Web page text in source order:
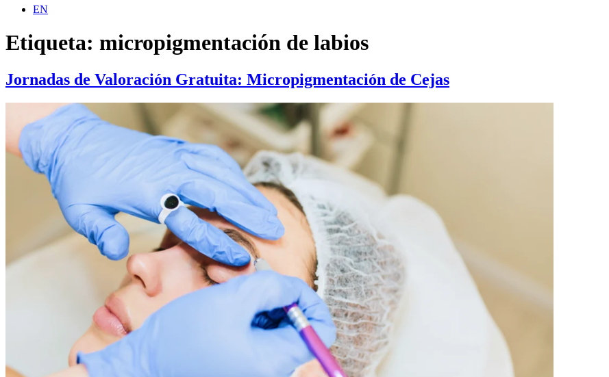
EN
Etiqueta: micropigmentación de labios
Jornadas de Valoración Gratuita: Micropigmentación de Cejas